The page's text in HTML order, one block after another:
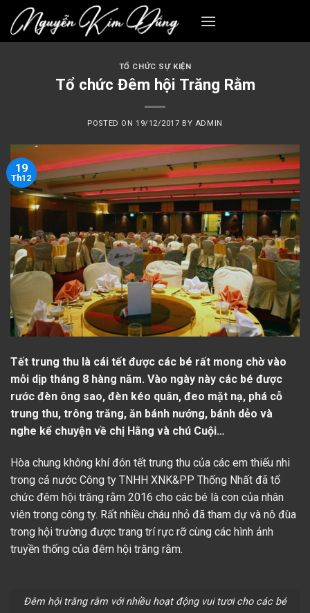
content
TỔ CHỨC SỰ KIỆN
Tổ chức Đêm hội Trăng Rằm
POSTED ON 19/12/2017 BY ADMIN
19
Th12
Tết trung thu là cái tết được các bé rất mong chờ vào
mỗi dịp tháng 8 hàng năm. Vào ngày này các bé được
rước đèn ông sao, đèn kéo quân, đeo mặt nạ, phá cỗ
trung thu, trông trăng, ăn bánh nướng, bánh dẻo và
nghe kể chuyện về chị Hằng và chú Cuội…
Hòa chung không khí đón tết trung thu của các em thiếu nhi
trong cả nước Công ty TNHH XNK&PP Thống Nhất đã tổ
chức đêm hội trăng rằm 2016 cho các bé là con của nhân
viên trong công ty. Rất nhiều cháu nhỏ đã tham dự và nô đùa
trong hội trường được trang trí rực rỡ cùng các hình ảnh
truyền thống của đêm hội trăng rằm.
Đêm hội trăng rằm với nhiều hoạt động vui tươi cho các bé